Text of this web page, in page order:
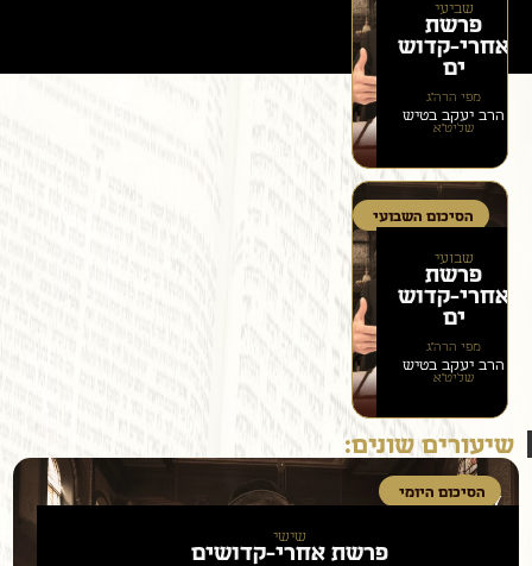
שביעי
פרשת
אחרי-קדוש
ים
מפי הרה״ג
הרב יעקב בטיש
שליט״א
הסיכום השבועי
שבועי
פרשת
אחרי-קדוש
ים
מפי הרה״ג
הרב יעקב בטיש
שליט״א
שיעורים שונים:
הסיכום היומי
שישי
פרשת אחרי-קדושים